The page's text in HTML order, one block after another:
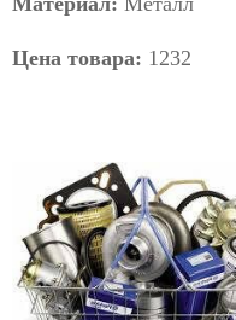
Цена товара: 1232